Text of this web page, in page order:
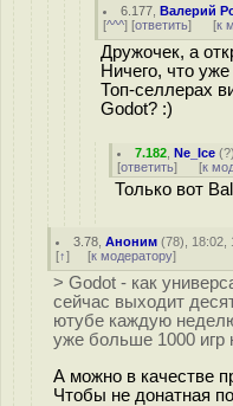
6.177 ,Валерий
[^^^] [ответить] [к
Дружочек, а
Ничего, что
Топ-селлерах
Godot? :)
7.182 ,Ne_Ice (?
[ответить] [к
Только вот
3.78 ,Аноним (78), 18:02,
[↑] [к модератору]
> Godot - как
сейчас выходит
ютубе каждую
уже больше 1000 игр
А можно в качестве
Чтобы не донатная